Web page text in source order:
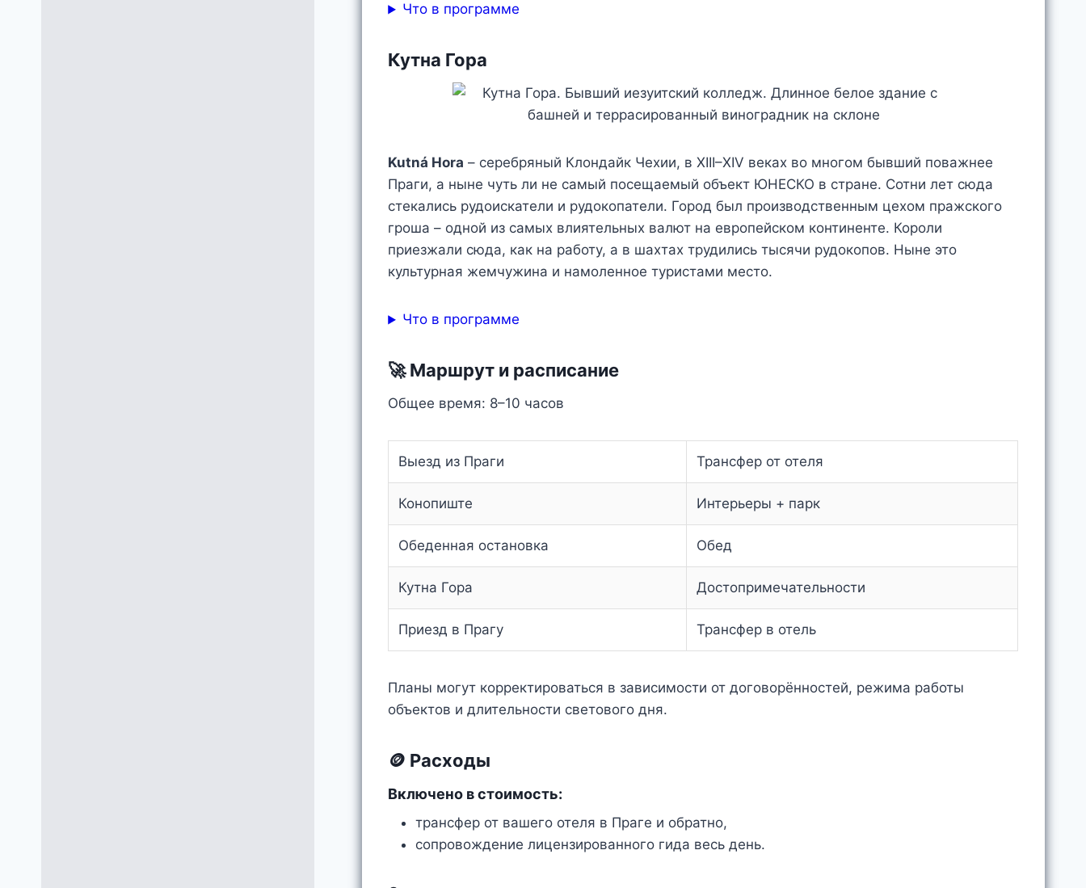
Что в программе
Кутна Гора
Kutná Hora – серебряный Клондайк Чехии, в XIII–XIV веках во многом бывший поважнее
Праги, а ныне чуть ли не самый посещаемый объект ЮНЕСКО в стране. Сотни лет сюда
стекались рудоискатели и рудокопатели. Город был производственным цехом пражского
гроша – одной из самых влиятельных валют на европейском континенте. Короли
приезжали сюда, как на работу, а в шахтах трудились тысячи рудокопов. Ныне это
культурная жемчужина и намоленное туристами место.
Что в программе
🚀 Маршрут и расписание
Общее время: 8–10 часов
Выезд из Праги Трансфер от отеля
Конопиште Интерьеры + парк
Обеденная остановка Обед
Кутна Гора Достопримечательности
Приезд в Прагу Трансфер в отель
Планы могут корректироваться в зависимости от договорённостей, режима работы
объектов и длительности светового дня.
🪙 Расходы
Включено в стоимость:
трансфер от вашего отеля в Праге и обратно,
сопровождение лицензированного гида весь день.